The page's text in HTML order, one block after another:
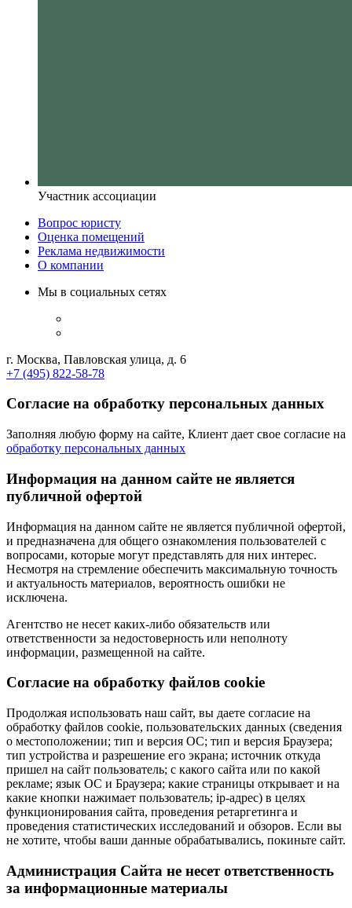
Участник ассоциации
Вопрос юристу
Оценка помещений
Реклама недвижимости
О компании
Мы в социальных сетях
г. Москва, Павловская улица, д. 6
+7 (495) 822-58-78
Согласие на обработку персональных данных
Заполняя любую форму на сайте, Клиент дает свое согласие на
обработку персональных данных
Информация на данном сайте не является
публичной офертой
Информация на данном сайте не является публичной офертой,
и предназначена для общего ознакомления пользователей с
вопросами, которые могут представлять для них интерес.
Несмотря на стремление обеспечить максимальную точность
и актуальность материалов, вероятность ошибки не
исключена.
Агентство не несет каких-либо обязательств или
ответственности за недостоверность или неполноту
информации, размещенной на сайте.
Cогласие на обработку файлов cookie
Продолжая использовать наш сайт, вы даете согласие на
обработку файлов cookie, пользовательских данных (сведения
о местоположении; тип и версия ОС; тип и версия Браузера;
тип устройства и разрешение его экрана; источник откуда
пришел на сайт пользователь; с какого сайта или по какой
рекламе; язык ОС и Браузера; какие страницы открывает и на
какие кнопки нажимает пользователь; ip-адрес) в целях
функционирования сайта, проведения ретаргетинга и
проведения статистических исследований и обзоров. Если вы
не хотите, чтобы ваши данные обрабатывались, покиньте сайт.
Администрация Сайта не несет ответственность
за информационные материалы